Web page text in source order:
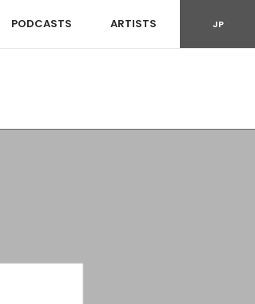
PODCASTS ARTISTS JP